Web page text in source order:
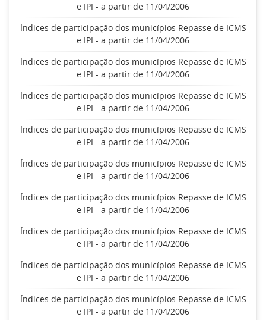
e IPI - a partir de 11/04/2006
Índices de participação dos municípios Repasse de ICMS
e IPI - a partir de 11/04/2006
Índices de participação dos municípios Repasse de ICMS
e IPI - a partir de 11/04/2006
Índices de participação dos municípios Repasse de ICMS
e IPI - a partir de 11/04/2006
Índices de participação dos municípios Repasse de ICMS
e IPI - a partir de 11/04/2006
Índices de participação dos municípios Repasse de ICMS
e IPI - a partir de 11/04/2006
Índices de participação dos municípios Repasse de ICMS
e IPI - a partir de 11/04/2006
Índices de participação dos municípios Repasse de ICMS
e IPI - a partir de 11/04/2006
Índices de participação dos municípios Repasse de ICMS
e IPI - a partir de 11/04/2006
Índices de participação dos municípios Repasse de ICMS
e IPI - a partir de 11/04/2006